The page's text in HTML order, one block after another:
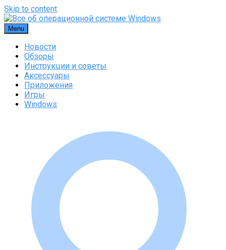
Skip to content
Menu
Новости
Обзоры
Инструкции и советы
Аксессуары
Приложения
Игры
Windows